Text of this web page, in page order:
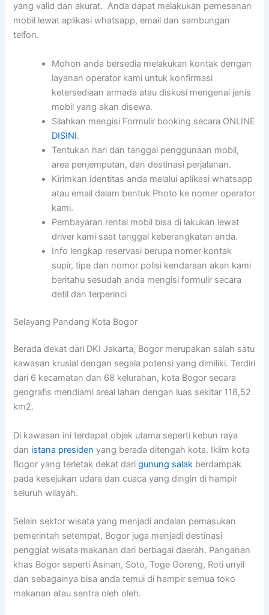
yang valid dan akurat. Anda dapat melakukan pemesanan
mobil lewat aplikasi whatsapp, email dan sambungan
telfon.
Mohon anda bersedia melakukan kontak dengan
layanan operator kami untuk konfirmasi
ketersediaan armada atau diskusi mengenai jenis
mobil yang akan disewa.
Silahkan mengisi Formulir booking secara ONLINE
DISINI.
Tentukan hari dan tanggal penggunaan mobil,
area penjemputan, dan destinasi perjalanan.
Kirimkan identitas anda melalui aplikasi whatsapp
atau email dalam bentuk Photo ke nomer operator
kami.
Pembayaran rental mobil bisa di lakukan lewat
driver kami saat tanggal keberangkatan anda.
Info lengkap reservasi berupa nomer kontak
supir, tipe dan nomor polisi kendaraan akan kami
beritahu sesudah anda mengisi formulir secara
detil dan terperinci
Selayang Pandang Kota Bogor
Berada dekat dari DKI Jakarta, Bogor merupakan salah satu
kawasan krusial dengan segala potensi yang dimiliki. Terdiri
dari 6 kecamatan dan 68 kelurahan, kota Bogor secara
geografis mendiami areal lahan dengan luas sekitar 118,52
km2.
Di kawasan ini terdapat objek utama seperti kebun raya
dan istana presiden yang berada ditengah kota. Iklim kota
Bogor yang terletak dekat darigunung salak berdampak
pada kesejukan udara dan cuaca yang dingin di hampir
seluruh wilayah.
Selain sektor wisata yang menjadi andalan pemasukan
pemerintah setempat, Bogor juga menjadi destinasi
penggiat wisata makanan dari berbagai daerah. Panganan
khas Bogor seperti Asinan, Soto, Toge Goreng, Roti unyil
dan sebagainya bisa anda temui di hampir semua toko
makanan atau sentra oleh oleh.